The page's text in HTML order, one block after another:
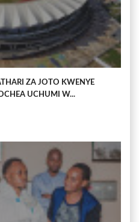
ZA JOTO KWENYE
UCHUMI W...